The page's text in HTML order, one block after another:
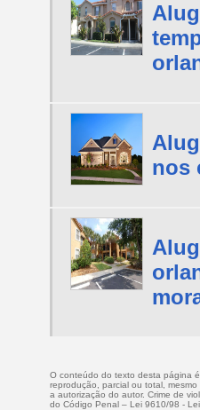
nos
O conteúdo do texto desta página
reprodução, parcial ou total,
a autorização do autor. Crime de
do Código Penal – Lei 9610/98 -